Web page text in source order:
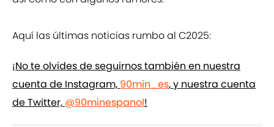
Aquí las últimas noticias rumbo al C2025:
¡No te olvides de seguirnos también en nuestra
cuenta de Instagram, 90min_es, y nuestra cuenta
de Twitter, @90minespanol!